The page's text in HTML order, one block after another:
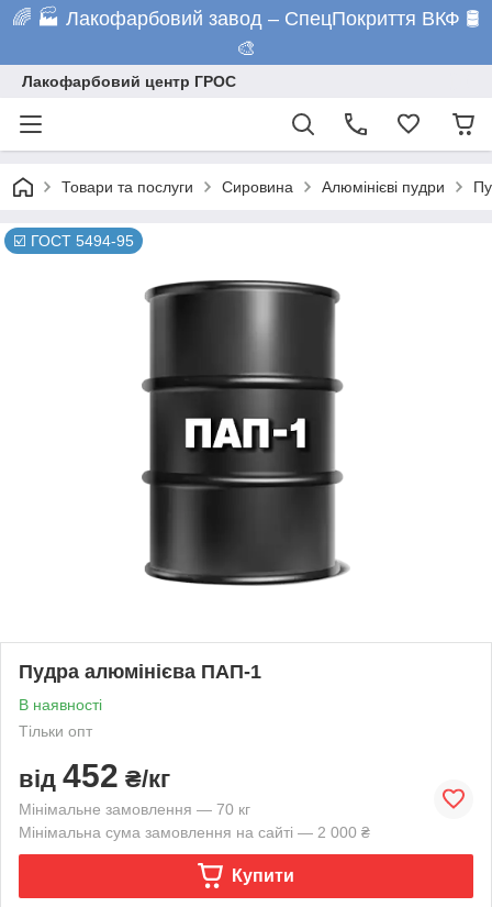
🌈 🏭 Лакофарбовий завод – СпецПокриття ВКФ 🛢️
🎨
Лакофарбовий центр ГРОС
Товари та послуги Сировина Алюмінієві пудри
☑️ ГОСТ 5494-95
Пудра алюмінієва ПАП-1
В наявності
Тільки опт
від 452 ₴/кг
Мінімальне замовлення — 70 кг
Мінімальна сума замовлення на сайті — 2 000 ₴
Купити